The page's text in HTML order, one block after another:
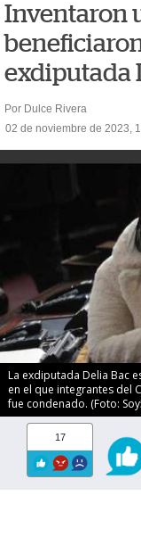
Inventaron
exdiputada
Por Dulce Rivera
02 de noviembre de 2023,
La exdiputada Delia Bac
en el que integrantes del
fue condenado. (Foto:
17